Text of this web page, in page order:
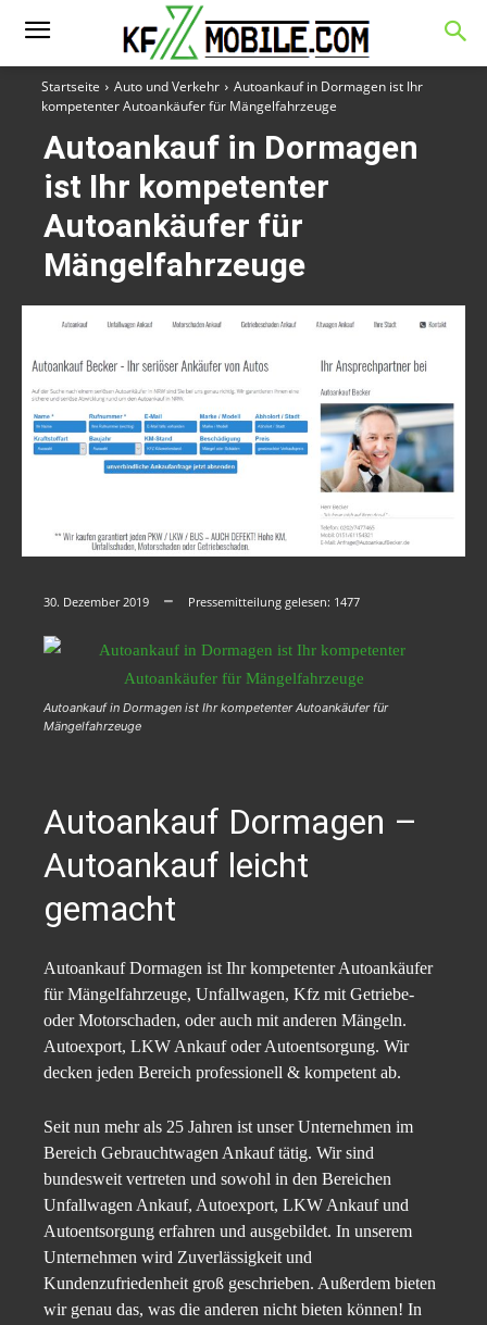
Startseite Auto und Verkehr
Autoankauf in Dormagen ist Ihr
kompetenter Autoankäufer für Mängelfahrzeuge
Autoankauf in Dormagen
ist Ihr kompetenter
Autoankäufer für
Mängelfahrzeuge
30. Dezember 2019 Pressemitteilung gelesen: 1477
Autoankauf in Dormagen ist Ihr kompetenter Autoankäufer für
Mängelfahrzeuge
Autoankauf Dormagen –
Autoankauf leicht
gemacht
Autoankauf Dormagen ist Ihr kompetenter Autoankäufer
für Mängelfahrzeuge, Unfallwagen, Kfz mit Getriebe-
oder Motorschaden, oder auch mit anderen Mängeln.
Autoexport, LKW Ankauf oder Autoentsorgung. Wir
decken jeden Bereich professionell & kompetent ab.
Seit nun mehr als 25 Jahren ist unser Unternehmen im
Bereich Gebrauchtwagen Ankauf tätig. Wir sind
bundesweit vertreten und sowohl in den Bereichen
Unfallwagen Ankauf, Autoexport, LKW Ankauf und
Autoentsorgung erfahren und ausgebildet. In unserem
Unternehmen wird Zuverlässigkeit und
Kundenzufriedenheit groß geschrieben. Außerdem bieten
wir genau das, was die anderen nicht bieten können! In